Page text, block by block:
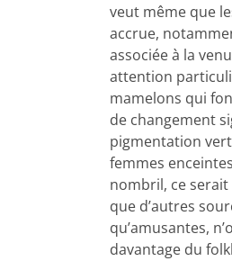
veut même que
accrue,
associée à la
attention
mamelons qui
de changement
pigmentation
femmes
nombril, ce
que d’autres
qu’amusantes,
davantage du